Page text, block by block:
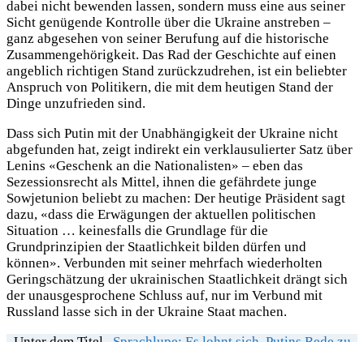
dabei nicht bewenden lassen, sondern muss eine aus seiner
Sicht genügende Kontrolle über die Ukraine anstreben –
ganz abgesehen von seiner Berufung auf die historische
Zusammengehörigkeit. Das Rad der Geschichte auf einen
angeblich richtigen Stand zurückzudrehen, ist ein beliebter
Anspruch von Politikern, die mit dem heutigen Stand der
Dinge unzufrieden sind.
Dass sich Putin mit der Unabhängigkeit der Ukraine nicht
abgefunden hat, zeigt indirekt ein verklausulierter Satz über
Lenins «Geschenk an die Nationalisten» – eben das
Sezessionsrecht als Mittel, ihnen die gefährdete junge
Sowjetunion beliebt zu machen: Der heutige Präsident sagt
dazu, «dass die Erwägungen der aktuellen politischen
Situation … keinesfalls die Grundlage für die
Grundprinzipien der Staatlichkeit bilden dürfen und
können». Verbunden mit seiner mehrfach wiederholten
Geringschätzung der ukrainischen Staatlichkeit drängt sich
der unausgesprochene Schluss auf, nur im Verbund mit
Russland lasse sich in der Ukraine Staat machen.